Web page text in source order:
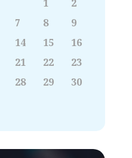
1
2
7 8
9
14 15
16
21 22
23
28 29
30